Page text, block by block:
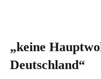
„keine
Deutschland“